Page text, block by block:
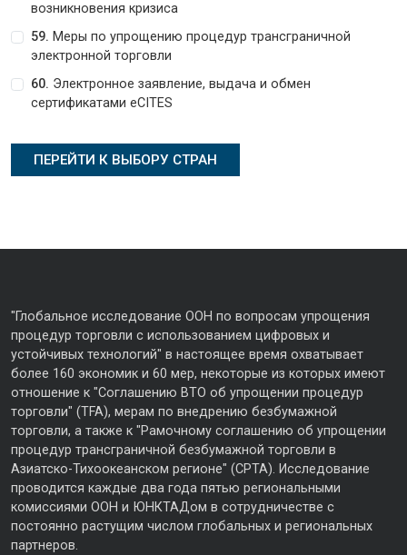
возникновения кризиса
59. Меры по упрощению процедур трансграничной
электронной торговли
60. Электронное заявление, выдача и обмен
сертификатами eCITES
"Глобальное исследование ООН по вопросам упрощения
процедур торговли с использованием цифровых и
устойчивых технологий" в настоящее время охватывает
более 160 экономик и 60 мер, некоторые из которых имеют
отношение к "Соглашению ВТО об упрощении процедур
торговли" (TFA), мерам по внедрению безбумажной
торговли, а также к "Рамочному соглашению об упрощении
процедур трансграничной безбумажной торговли в
Азиатско-Тихоокеанском регионе" (CPTA). Исследование
проводится каждые два года пятью региональными
комиссиями ООН и ЮНКТАДом в сотрудничестве с
постоянно растущим числом глобальных и региональных
партнеров.